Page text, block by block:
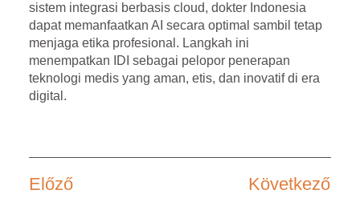
sistem integrasi berbasis cloud, dokter Indonesia
dapat memanfaatkan AI secara optimal sambil tetap
menjaga etika profesional. Langkah ini
menempatkan IDI sebagai pelopor penerapan
teknologi medis yang aman, etis, dan inovatif di era
digital.
Előző Következő